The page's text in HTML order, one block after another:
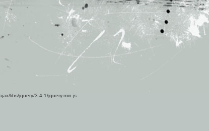
libs/jquery/3.4.1/jquery.min.js